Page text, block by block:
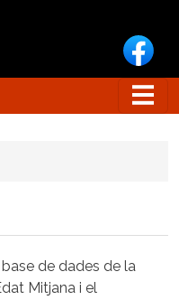
de dades de la
Mitjana i el